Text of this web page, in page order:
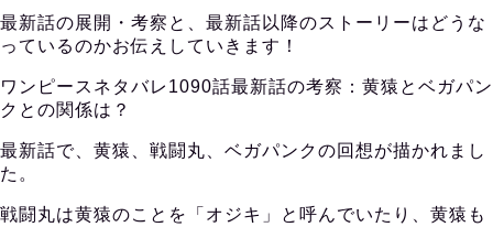
最新話の展開・考察と、最新話以降のストーリーはどうな
っているのかお伝えしていきます！
ワンピースネタバレ1090話最新話の考察：黄猿とベガパン
クとの関係は？
最新話で、黄猿、戦闘丸、ベガパンクの回想が描かれまし
た。
戦闘丸は黄猿のことを「オジキ」と呼んでいたり、黄猿も